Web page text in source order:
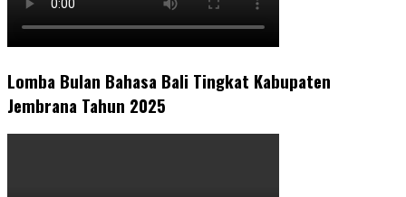
Lomba Bulan Bahasa Bali Tingkat Kabupaten
Jembrana Tahun 2025